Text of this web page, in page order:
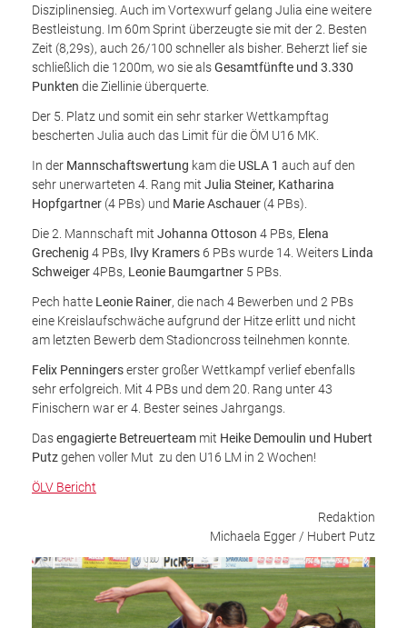
Disziplinensieg. Auch im Vortexwurf gelang Julia eine weitere
Bestleistung. Im 60m Sprint überzeugte sie mit der 2. Besten
Zeit (8,29s), auch 26/100 schneller als bisher. Beherzt lief sie
schließlich die 1200m, wo sie alsGesamtfünfte und 3.330
Punkten die Ziellinie überquerte.
Der 5. Platz und somit ein sehr starker Wettkampftag
bescherten Julia auch das Limit für die ÖM U16 MK.
In der Mannschaftswertung kam die USLA 1 auch auf den
sehr unerwarteten 4. Rang mit Julia Steiner, Katharina
Hopfgartner (4 PBs) und Marie Aschauer (4 PBs).
Die 2. Mannschaft mit Johanna Ottoson 4 PBs, Elena
Grechenig 4 PBs, Ilvy Kramers 6 PBs wurde 14. Weiters Linda
Schweiger4PBs, Leonie Baumgartner 5 PBs.
Pech hatte Leonie Rainer, die nach 4 Bewerben und 2 PBs
eine Kreislaufschwäche aufgrund der Hitze erlitt und nicht
am letzten Bewerb dem Stadioncross teilnehmen konnte.
Felix Penningerserster großer Wettkampf verlief ebenfalls
sehr erfolgreich. Mit 4 PBs und dem 20. Rang unter 43
Finischern war er 4. Bester seines Jahrgangs.
Dasengagierte Betreuerteam mit Heike Demoulin und Hubert
Putzgehen voller Mut zu den U16 LM in 2 Wochen!
ÖLV Bericht
Redaktion
Michaela Egger / Hubert Putz